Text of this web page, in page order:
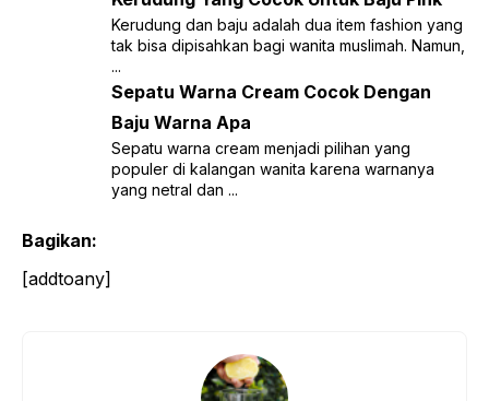
Kerudung dan baju adalah dua item fashion yang
tak bisa dipisahkan bagi wanita muslimah. Namun,
...
Sepatu Warna Cream Cocok Dengan
Baju Warna Apa
Sepatu warna cream menjadi pilihan yang
populer di kalangan wanita karena warnanya
yang netral dan ...
Bagikan:
[addtoany]